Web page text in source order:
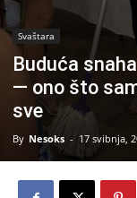
Svaštara
Buduća
— ono što
sve
By Nesoks - 17 svibnja,